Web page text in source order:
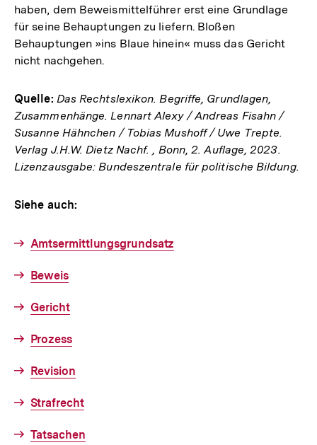
haben, dem Beweismittelführer erst eine Grundlage
für seine Behauptungen zu liefern. Bloßen
Behauptungen »ins Blaue hinein« muss das Gericht
nicht nachgehen.
Quelle: Das Rechtslexikon. Begriffe, Grundlagen,
Zusammenhänge. Lennart Alexy / Andreas Fisahn /
Susanne Hähnchen / Tobias Mushoff / Uwe Trepte.
Verlag J.H.W. Dietz Nachf. , Bonn, 2. Auflage, 2023.
Lizenzausgabe: Bundeszentrale für politische Bildung.
Siehe auch:
Amtsermittlungsgrundsatz
Beweis
Gericht
Prozess
Revision
Strafrecht
Tatsachen